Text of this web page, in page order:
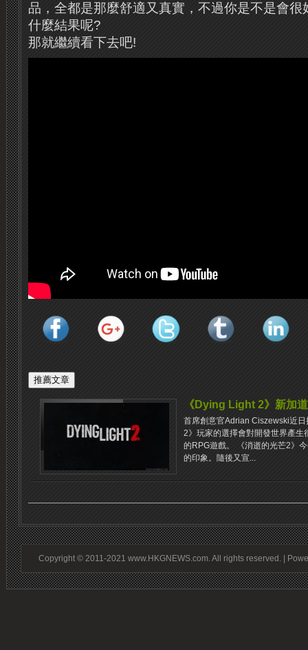
品，全都是那麼舒適又真實，不過你是不是會
什麼結果呢?
那就繼續看下去吧!
《Dying Light 2》新加
首席創意官Adrian Ciszewski近
2》玩家的選擇會對開發世界產生
的RPG遊戲。 《消逝的光芒2》
的印象。隨後又宣...
Copyright © 2011-2021 www.HKGNEWS.com. All rights reserved. |